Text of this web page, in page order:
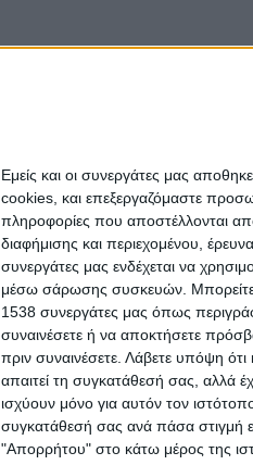
Εμείς και οι συνεργάτες μας
cookies, και επεξεργαζόμαστε
πληροφορίες που αποστέλλονται
διαφήμισης και περιεχομένου,
συνεργάτες μας ενδέχεται να
μέσω σάρωσης συσκευών. Μπορείτε
1538 συνεργάτες μας όπως
συναινέσετε ή να αποκτήσετε
πριν συναινέσετε. Λάβετε υπόψη ότι
απαιτεί τη συγκατάθεσή σας, αλλά
ισχύουν μόνο για αυτόν τον
συγκατάθεσή σας ανά πάσα στιγμή
"Απορρήτου" στο κάτω μέρος της